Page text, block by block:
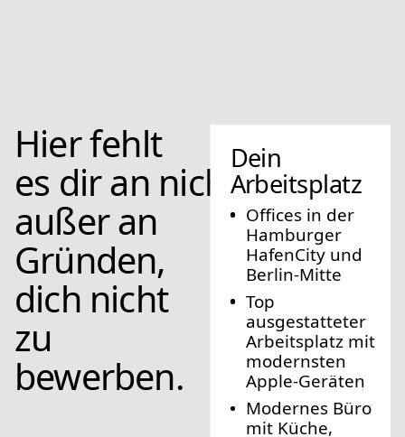
Hier fehlt
es dir an nichts –
außer an
Gründen,
dich nicht
zu
bewerben.
Dein
Arbeitsplatz
Offices in der
Hamburger
HafenCity und
Berlin-Mitte
Top
ausgestatteter
Arbeitsplatz mit
modernsten
Apple-Geräten
Modernes Büro
mit Küche,